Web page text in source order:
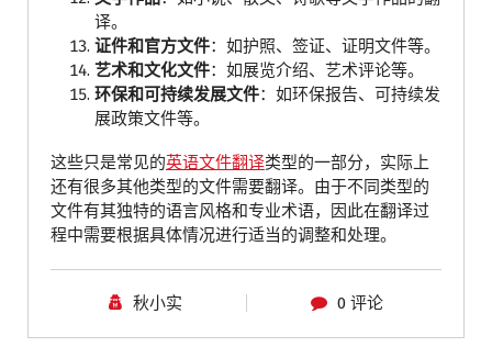
译。
证件和官方文件：如护照、签证、证明文件等。
艺术和文化文件：如展览介绍、艺术评论等。
环保和可持续发展文件：如环保报告、可持续发
展政策文件等。
这些只是常见的英语文件翻译类型的一部分，实际上
还有很多其他类型的文件需要翻译。由于不同类型的
文件有其独特的语言风格和专业术语，因此在翻译过
程中需要根据具体情况进行适当的调整和处理。
秋小实 0 评论